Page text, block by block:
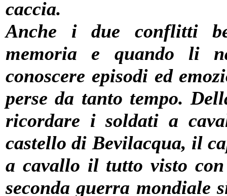
caccia.
Anche i due conflitti
memoria e quando li
conoscere episodi ed
perse da tanto tempo.
ricordare i soldati a
castello di Bevilacqua, il
a cavallo il tutto visto
seconda guerra mondiale